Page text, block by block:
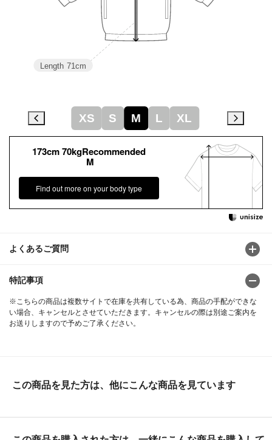
よくあるご質問
特記事項
※こちらの商品は複数サイトで在庫を共有している為、商品の手配ができな
い場合、キャンセルとさせていただきます。キャンセルの際は別途ご案内を
お送りしますので予めご了承ください。
173cm 70kgRecommended
M
Find out more on your body type
Length 71cm
XS S M L XL
この商品を見た方は、他にこんな商品を見ています